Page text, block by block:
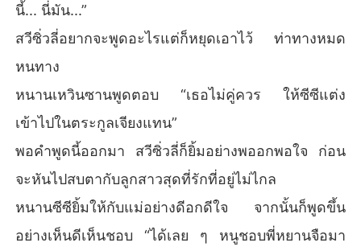
นี้... นี่มัน...”
สวีซิ่วลี่อยากจะพูดอะไรแต่ก็หยุดเอาไว้ ท่าทางหมด
หนทาง
หนานเหวินซานพูดตอบ “เธอไม่คู่ควร ให้ซีซีแต่ง
เข้าไปในตระกูลเจียงแทน”
พอคำพูดนี้ออกมา สวีซิ่วลี่ก็ยิ้มอย่างพออกพอใจ ก่อน
จะหันไปสบตากับลูกสาวสุดที่รักที่อยู่ไม่ไกล
หนานซีซียิ้มให้กับแม่อย่างดีอกดีใจ จากนั้นก็พูดขึ้น
อย่างเห็นดีเห็นชอบ “ได้เลย ๆ หนูชอบพี่หยานจือมา